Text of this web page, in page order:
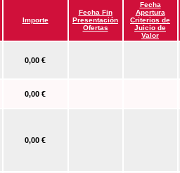
Importe
Fecha Fin
Presentación
Ofertas
Fecha
Apertura
Criterios de
Juicio de
Valor
0,00 €
0,00 €
0,00 €